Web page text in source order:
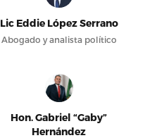
Lic Eddie López Serrano
Abogado y analista político
Hon. Gabriel “Gaby”
Hernández